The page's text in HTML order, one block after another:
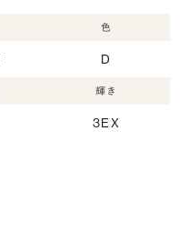
色
D
輝き
3EX